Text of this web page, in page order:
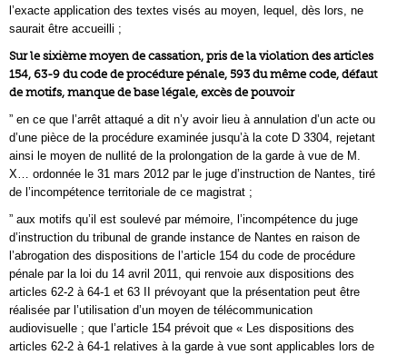
l’exacte application des textes visés au moyen, lequel, dès lors, ne
saurait être accueilli ;
Sur le sixième moyen de cassation, pris de la violation des articles
154, 63-9 du code de procédure pénale, 593 du même code, défaut
de motifs, manque de base légale, excès de pouvoir
” en ce que l’arrêt attaqué a dit n’y avoir lieu à annulation d’un acte ou
d’une pièce de la procédure examinée jusqu’à la cote D 3304, rejetant
ainsi le moyen de nullité de la prolongation de la garde à vue de M.
X… ordonnée le 31 mars 2012 par le juge d’instruction de Nantes, tiré
de l’incompétence territoriale de ce magistrat ;
” aux motifs qu’il est soulevé par mémoire, l’incompétence du juge
d’instruction du tribunal de grande instance de Nantes en raison de
l’abrogation des dispositions de l’article 154 du code de procédure
pénale par la loi du 14 avril 2011, qui renvoie aux dispositions des
articles 62-2 à 64-1 et 63 II prévoyant que la présentation peut être
réalisée par l’utilisation d’un moyen de télécommunication
audiovisuelle ; que l’article 154 prévoit que « Les dispositions des
articles 62-2 à 64-1 relatives à la garde à vue sont applicables lors de